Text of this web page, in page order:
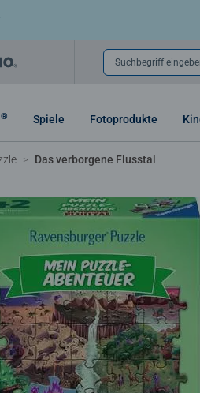
Suchbegriff
® Spiele Fotoprodukte
Das verborgene Flusstal